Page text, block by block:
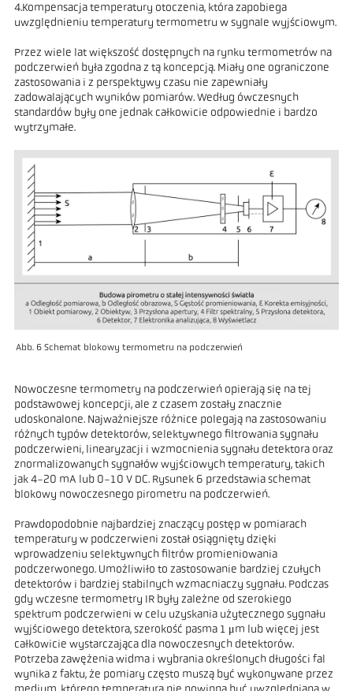
4.Kompensacja temperatury otoczenia, która zapobiega
uwzględnieniu temperatury termometru w sygnale wyjściowym.
Przez wiele lat większość dostępnych na rynku termometrów na
podczerwień była zgodna z tą koncepcją. Miały one ograniczone
zastosowania i z perspektywy czasu nie zapewniały
zadowalających wyników pomiarów. Według ówczesnych
standardów były one jednak całkowicie odpowiednie i bardzo
wytrzymałe.
Abb. 6 Schemat blokowy termometru na podczerwień
Nowoczesne termometry na podczerwień opierają się na tej
podstawowej koncepcji, ale z czasem zostały znacznie
udoskonalone. Najważniejsze różnice polegają na zastosowaniu
różnych typów detektorów, selektywnego filtrowania sygnału
podczerwieni, linearyzacji i wzmocnienia sygnału detektora oraz
znormalizowanych sygnałów wyjściowych temperatury, takich
jak 4-20 mA lub 0-10 V DC. Rysunek 6 przedstawia schemat
blokowy nowoczesnego pirometru na podczerwień.
Prawdopodobnie najbardziej znaczący postęp w pomiarach
temperatury w podczerwieni został osiągnięty dzięki
wprowadzeniu selektywnych filtrów promieniowania
podczerwonego. Umożliwiło to zastosowanie bardziej czułych
detektorów i bardziej stabilnych wzmacniaczy sygnału. Podczas
gdy wczesne termometry IR były zależne od szerokiego
spektrum podczerwieni w celu uzyskania użytecznego sygnału
wyjściowego detektora, szerokość pasma 1 μm lub więcej jest
całkowicie wystarczająca dla nowoczesnych detektorów.
Potrzeba zawężenia widma i wybrania określonych długości fal
wynika z faktu, że pomiary często muszą być wykonywane przez